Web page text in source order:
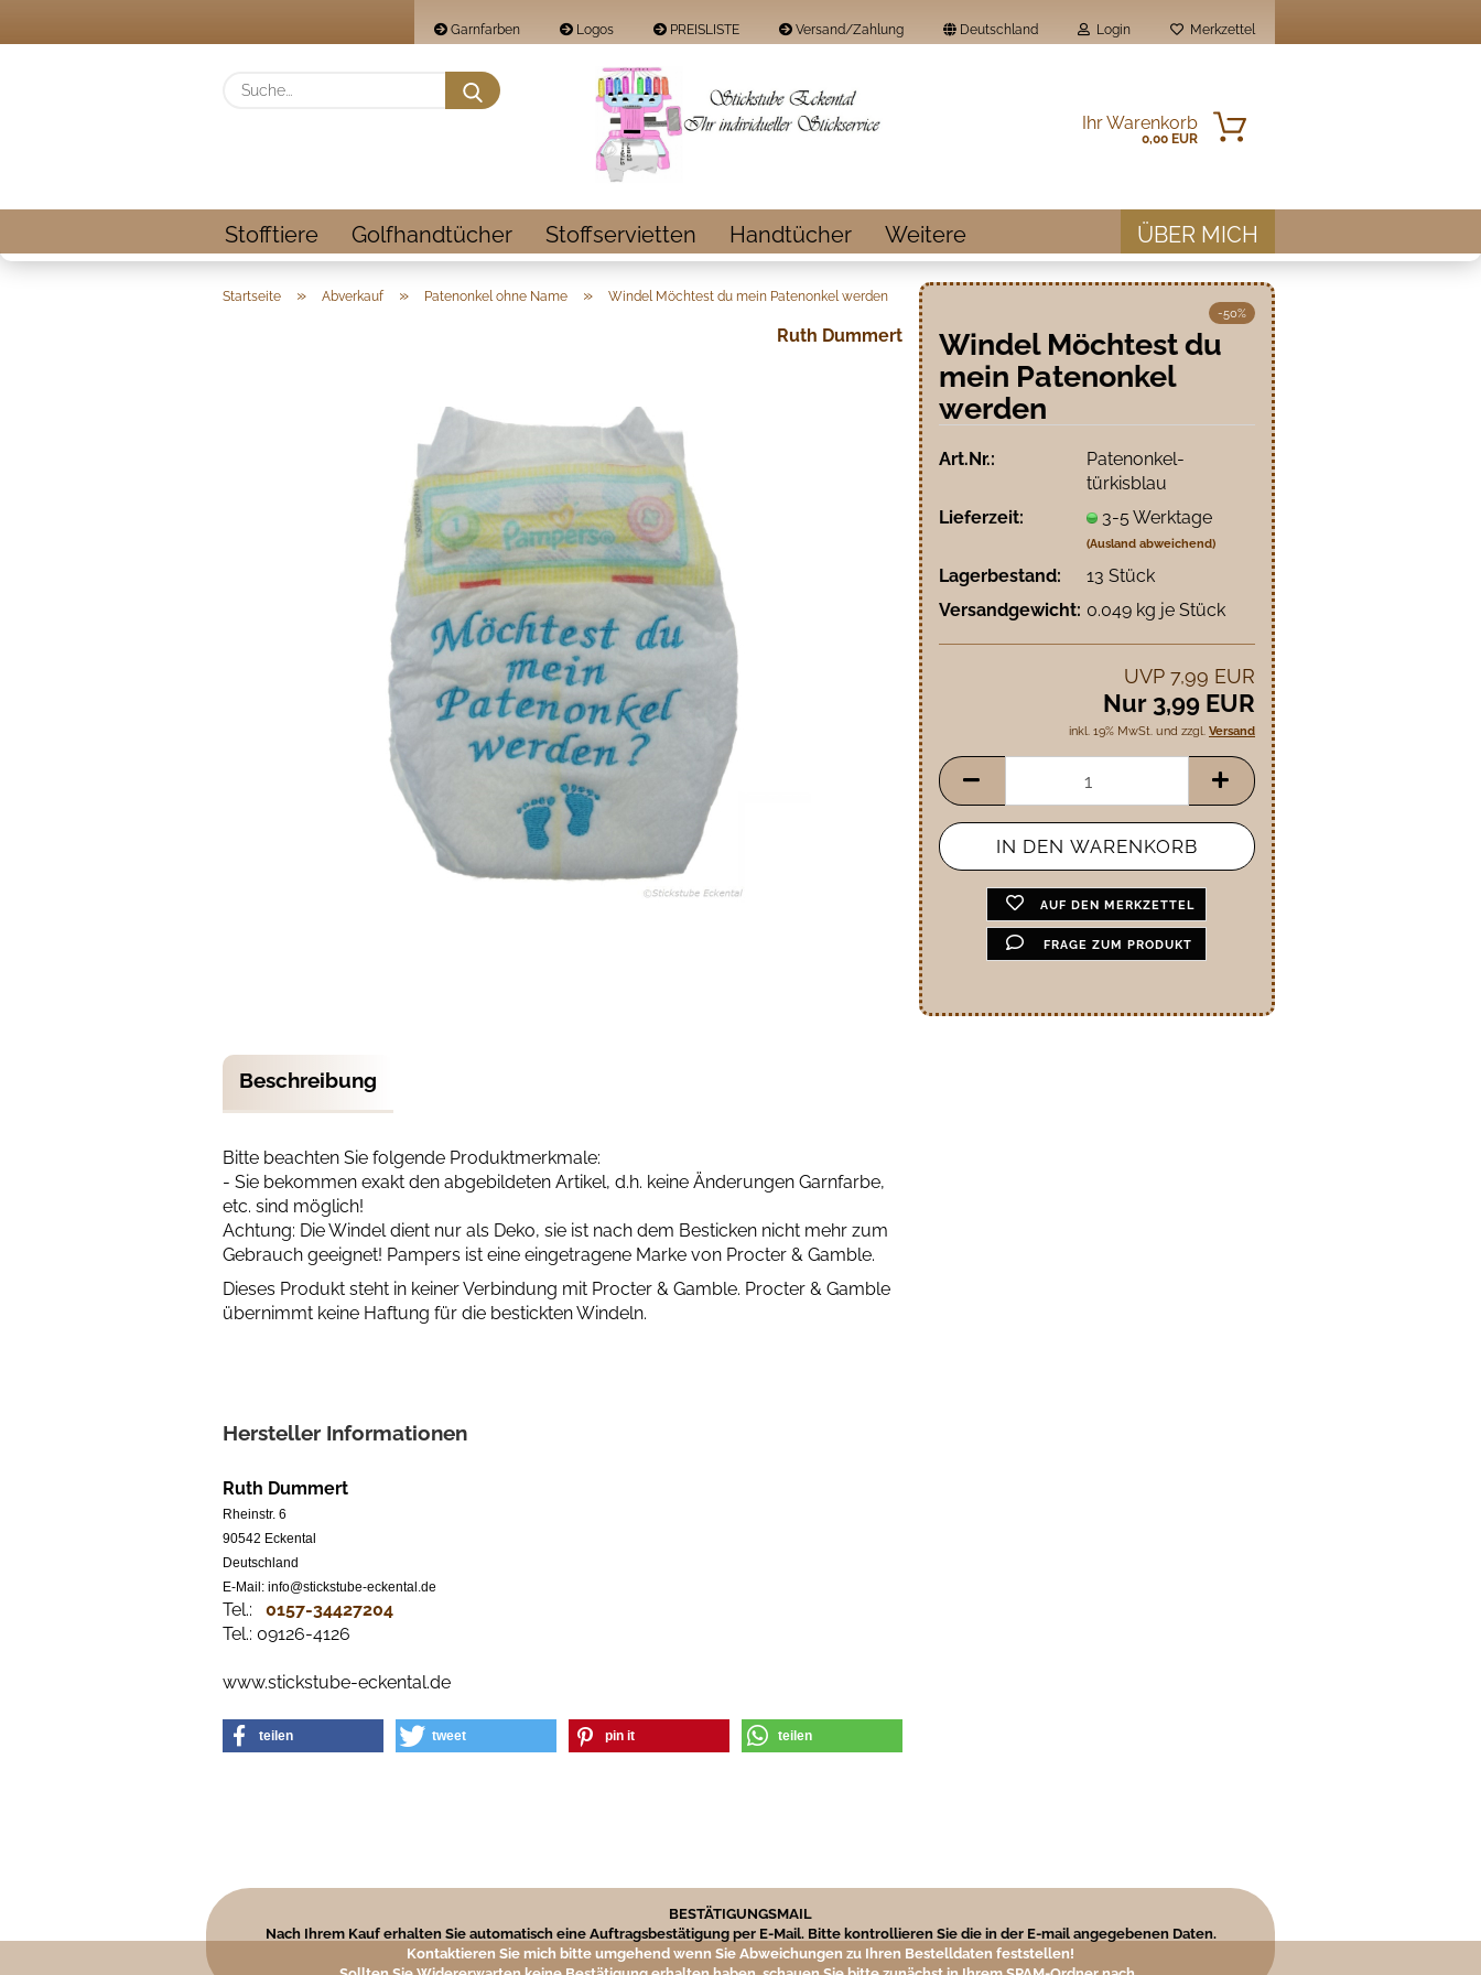
Garnfarben Logos PREISLISTE Versand/Zahlung Deutschland Login
Passwort
Konto erstellen
Passwort vergessen?
Merkzettel
Suche...
Ihr Warenkorb
0,00 EUR
Stofftiere Golfhandtücher Stoffservietten Handtücher ÜBER MICH
Weitere
Startseite » Abverkauf » Patenonkel ohne Name » Windel Möchtest du mein Patenonkel werden
Ruth Dummert
-50%
Windel Möchtest du
mein Patenonkel
werden
Art.Nr.:
Patenonkel-
türkisblau
Lieferzeit:
3-5 Werktage
(Ausland abweichend)
Lagerbestand: 13Stück
Versandgewicht: 0.049 kg je Stück
UVP 7,99 EUR
Nur 3,99 EUR
inkl. 19% MwSt. und zzgl. Versand
AUF DEN MERKZETTEL
FRAGE ZUM PRODUKT
Beschreibung
Bitte beachten Sie folgende Produktmerkmale:
- Sie bekommen exakt den abgebildeten Artikel, d.h. keine Änderungen Garnfarbe,
etc. sind möglich!
Achtung: Die Windel dient nur als Deko, sie ist nach dem Besticken nicht mehr zum
Gebrauch geeignet! Pampers ist eine eingetragene Marke von Procter & Gamble.
Dieses Produkt steht in keiner Verbindung mit Procter & Gamble. Procter & Gamble
übernimmt keine Haftung für die bestickten Windeln.
Hersteller Informationen
Ruth Dummert
Rheinstr. 6
90542 Eckental
Deutschland
E-Mail: info@stickstube-eckental.de
Tel.: 0157-34427204​
Tel.: 09126-4126
www.stickstube-eckental.de
teilen tweet pin it teilen
BESTÄTIGUNGSMAIL
Nach Ihrem Kauf erhalten Sie automatisch eine Auftragsbestätigung per E-Mail. Bitte kontrollieren Sie die in der E-mail angegebenen Daten.
Kontaktieren Sie mich bitte umgehend wenn Sie Abweichungen zu Ihren Bestelldaten feststellen!